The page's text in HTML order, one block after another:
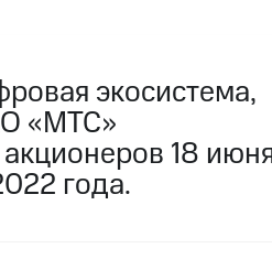
экосистема,
«МТС»
18
года.